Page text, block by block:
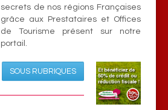
secrets de nos régions Françaises
grâce aux Prestataires et Offices
de Tourisme présent sur notre
portail.
SOUS RUBRIQUES